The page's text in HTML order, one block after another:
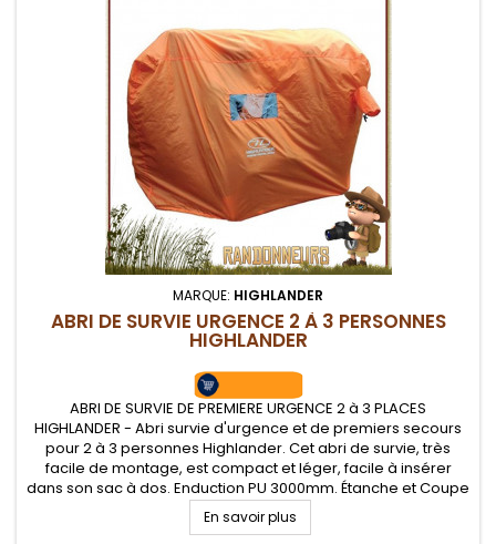
MARQUE: HIGHLANDER
ABRI DE SURVIE URGENCE 2 À 3 PERSONNES
HIGHLANDER
ABRI DE SURVIE DE PREMIERE URGENCE 2 à 3 PLACES
HIGHLANDER - Abri survie d'urgence et de premiers secours
pour 2 à 3 personnes Highlander. Cet abri de survie, très
facile de montage, est compact et léger, facile à insérer
dans son sac à dos. Enduction PU 3000mm. Étanche et Coupe
vent AB-TEX. Fenêtre de visibilité et cheminé d'aération.
En savoir plus